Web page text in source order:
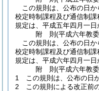
この規則は、公布の日
校定時制課程及び通信制
規定は、平成五年四月一日
附 則(平成六年教
この規則は、公布の日
校定時制課程及び通信制
規定は、平成六年四月一日
附 則(平成六年教
1
この規則は、公布の日
2
この規則による改正前